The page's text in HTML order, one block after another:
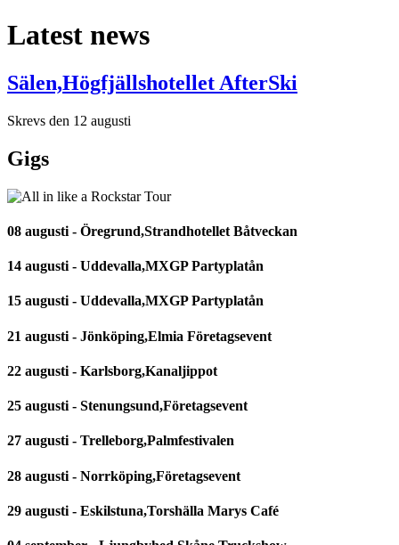
Latest news
Sälen,Högfjällshotellet AfterSki
Skrevs den 12 augusti
Gigs
08 augusti - Öregrund,Strandhotellet Båtveckan
14 augusti - Uddevalla,MXGP Partyplatån
15 augusti - Uddevalla,MXGP Partyplatån
21 augusti - Jönköping,Elmia Företagsevent
22 augusti - Karlsborg,Kanaljippot
25 augusti - Stenungsund,Företagsevent
27 augusti - Trelleborg,Palmfestivalen
28 augusti - Norrköping,Företagsevent
29 augusti - Eskilstuna,Torshälla Marys Café